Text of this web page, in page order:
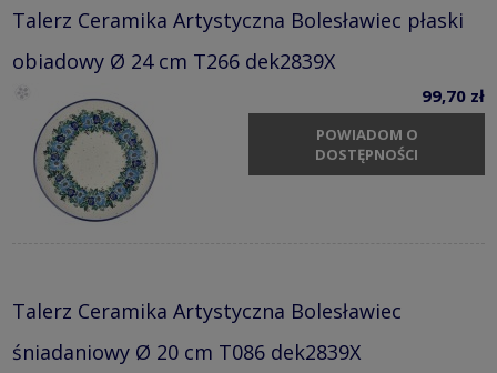
Talerz Ceramika Artystyczna Bolesławiec płaski
obiadowy Ø 24 cm T266 dek2839X
99,70 zł
POWIADOM O
DOSTĘPNOŚCI
Talerz Ceramika Artystyczna Bolesławiec
śniadaniowy Ø 20 cm T086 dek2839X